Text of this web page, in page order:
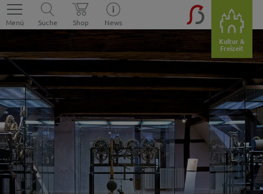
Menü Suche Shop
News
Kultur &
Freizeit